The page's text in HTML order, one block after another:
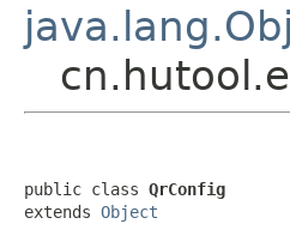
public class QrConfig
extends Object